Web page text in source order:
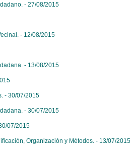
- 27/08/2015
- 12/08/2015
- 13/08/2015
- 30/07/2015
- 30/07/2015
07/2015
Organización y Métodos. - 13/07/2015